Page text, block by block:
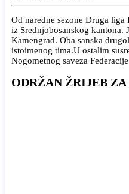
Od naredne sezone Druga
iz Srednjobosanskog
Kamengrad. Oba sanska
istoimenog tima.U ostalim
Nogometnog saveza
ODRŽAN ŽRIJEB